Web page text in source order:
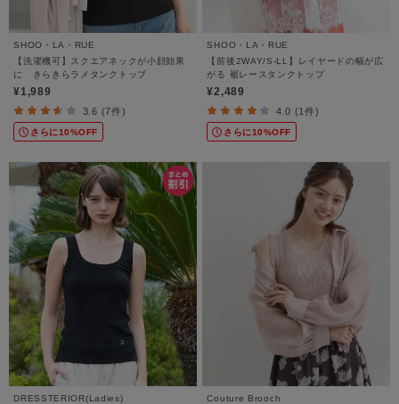
SHOO・LA・RUE
【洗濯機可】スクエアネックが小顔効果
に きらきらラメタンクトップ
¥1,989
3.6 (7件)
さらに10%OFF
SHOO・LA・RUE
【前後2WAY/S-LL】レイヤードの幅が広
がる 裾レースタンクトップ
¥2,489
4.0 (1件)
さらに10%OFF
DRESSTERIOR(Ladies)
Couture Brooch